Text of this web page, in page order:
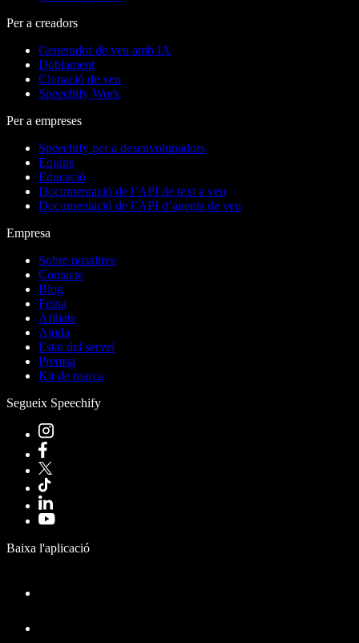
Per a creadors
Generador de veu amb IA
Doblament
Clonació de veu
Speechify Work
Per a empreses
Speechify per a desenvolupadors
Equips
Educació
Documentació de l’API de text a veu
Documentació de l’API d’agents de veu
Empresa
Sobre nosaltres
Contacte
Blog
Feina
Afiliats
Ajuda
Estat del servei
Premsa
Kit de marca
Segueix Speechify
Baixa l'aplicació